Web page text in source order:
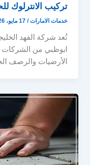
تركيب الانترلوك
خدمات الامارات/17 مايو، 2026
تُعد شركة الفهد
ابوظبي من الشركات
الأرضيات والرصف